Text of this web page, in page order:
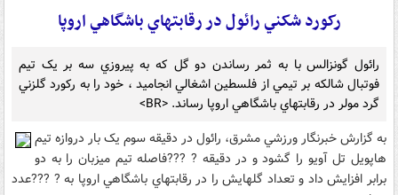
رکورد شکني رائول در رقابتهاي باشگاهي اروپا
رائول گونزالس با به ثمر رساندن دو گل که به پيروزي سه بر يک تيم
فوتبال شالکه بر تيمي از فلسطين اشغالي انجاميد ، خود را به رکورد گلزني
گرد مولر در رقابتهاي باشگاهي اروپا رساند. <BR>
به گزارش خبرنگار ورزشي مشرق، رائول در دقيقه سوم يک بار دروازه تيم
هاپويل تل آويو را گشود و در دقيقه ? ???فاصله تيم ميزبان را به دو
برابر افزايش داد و تعداد گلهايش را در رقابتهاي باشگاهي اروپا به ? ???عدد